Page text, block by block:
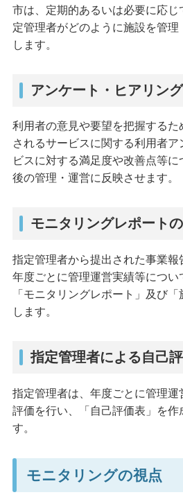
市は、定期的あるいは必要に応じ
定管理者がどのように施設を管
します。
アンケート・ヒアリング
利用者の意見や要望を把握する
されるサービスに関する利用者
ビスに対する満足度や改善点等
後の管理・運営に反映させます。
モニタリングレポート
指定管理者から提出された事業報
年度ごとに管理運営実績等につい
「モニタリングレポート」及び
します。
指定管理者による自己
指定管理者は、年度ごとに管理運
評価を行い、「自己評価表」を作
す。
モニタリングの視点